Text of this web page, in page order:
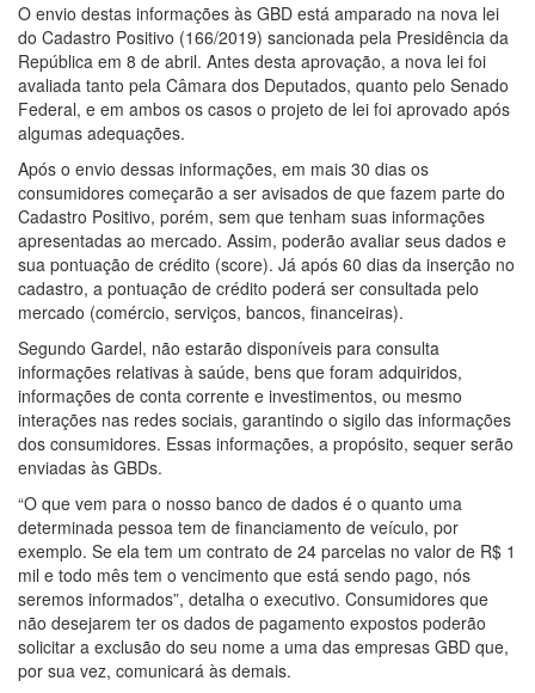
O envio destas informações às GBD está amparado na nova lei
do Cadastro Positivo (166/2019) sancionada pela Presidência da
República em 8 de abril. Antes desta aprovação, a nova lei foi
avaliada tanto pela Câmara dos Deputados, quanto pelo Senado
Federal, e em ambos os casos o projeto de lei foi aprovado após
algumas adequações.
Após o envio dessas informações, em mais 30 dias os
consumidores começarão a ser avisados de que fazem parte do
Cadastro Positivo, porém, sem que tenham suas informações
apresentadas ao mercado. Assim, poderão avaliar seus dados e
sua pontuação de crédito (score). Já após 60 dias da inserção no
cadastro, a pontuação de crédito poderá ser consultada pelo
mercado (comércio, serviços, bancos, financeiras).
Segundo Gardel, não estarão disponíveis para consulta
informações relativas à saúde, bens que foram adquiridos,
informações de conta corrente e investimentos, ou mesmo
interações nas redes sociais, garantindo o sigilo das informações
dos consumidores. Essas informações, a propósito, sequer serão
enviadas às GBDs.
“O que vem para o nosso banco de dados é o quanto uma
determinada pessoa tem de financiamento de veículo, por
exemplo. Se ela tem um contrato de 24 parcelas no valor de R$ 1
mil e todo mês tem o vencimento que está sendo pago, nós
seremos informados”, detalha o executivo. Consumidores que
não desejarem ter os dados de pagamento expostos poderão
solicitar a exclusão do seu nome a uma das empresas GBD que,
por sua vez, comunicará às demais.